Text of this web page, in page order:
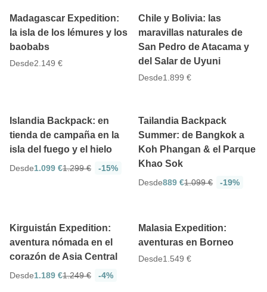
Madagascar Expedition:
la isla de los lémures y los
baobabs
Desde2.149 €
Chile y Bolivia: las
maravillas naturales de
San Pedro de Atacama y
del Salar de Uyuni
Desde1.899 €
Islandia Backpack: en
tienda de campaña en la
isla del fuego y el hielo
Desde1.099 €1.299 € -15%
Tailandia Backpack
Summer: de Bangkok a
Koh Phangan & el Parque
Khao Sok
Desde889 €1.099 €
-19%
Kirguistán Expedition:
aventura nómada en el
corazón de Asia Central
Desde1.189 €1.249 € -4%
Malasia Expedition:
aventuras en Borneo
Desde1.549 €